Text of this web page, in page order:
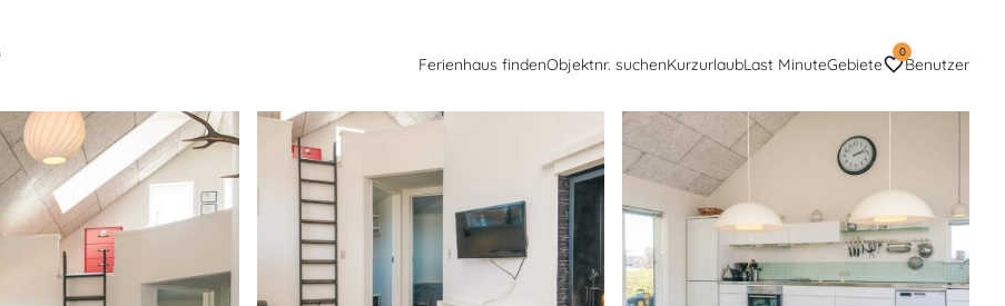
Ferienhaus findenObjektnr. suchenKurzurlaubLast MinuteGebiete
0
Benutzer